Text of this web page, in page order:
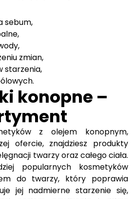
sebum,
zmian,
starzenia,
konopne –
z olejem konopnym,
ofercie, znajdziesz produkty
twarzy oraz całego ciała.
popularnych kosmetyków
do twarzy, który poprawia
jej nadmierne starzenie się,